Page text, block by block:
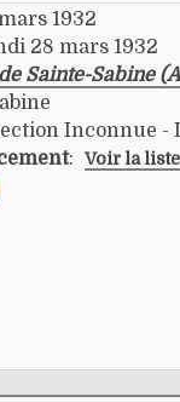
1932
28 mars 1932
Sainte-Sabine
Inconnue -
: Voir la